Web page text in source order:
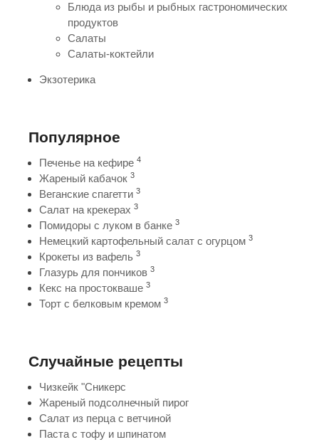
Блюда из рыбы и рыбных гастрономических
продуктов
Салаты
Салаты-коктейли
Экзотерика
Популярное
Печенье на кефире 4
Жареный кабачок 3
Веганские спагетти 3
Салат на крекерах 3
Помидоры с луком в банке 3
Немецкий картофельный салат с огурцом 3
Крокеты из вафель 3
Глазурь для пончиков 3
Кекс на простокваше 3
Торт с белковым кремом 3
Случайные рецепты
Чизкейк "Сникерс
Жареный подсолнечный пирог
Салат из перца с ветчиной
Паста с тофу и шпинатом